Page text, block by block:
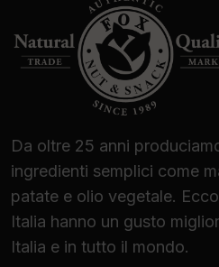
Da oltre 25 anni
ingredienti semplici come
patate e olio vegetale.
Italia hanno un gusto
Italia e in tutto il mondo.